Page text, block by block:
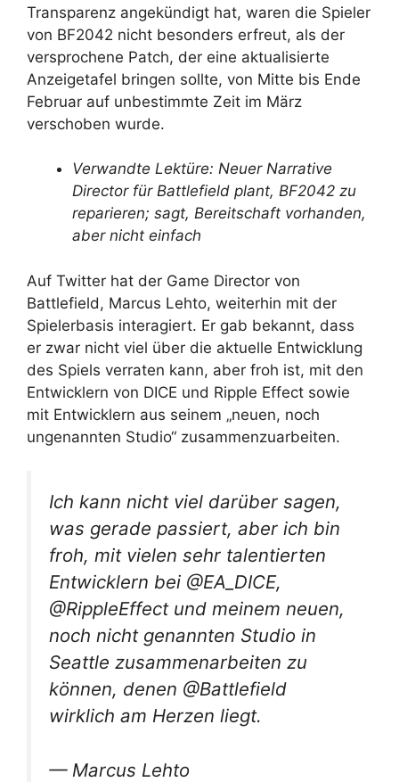
Transparenz angekündigt hat, waren die Spieler
von BF2042 nicht besonders erfreut, als der
versprochene Patch, der eine aktualisierte
Anzeigetafel bringen sollte, von Mitte bis Ende
Februar auf unbestimmte Zeit im März
verschoben wurde.
Verwandte Lektüre: Neuer Narrative
Director für Battlefield plant, BF2042 zu
reparieren; sagt, Bereitschaft vorhanden,
aber nicht einfach
Auf Twitter hat der Game Director von
Battlefield, Marcus Lehto, weiterhin mit der
Spielerbasis interagiert. Er gab bekannt, dass
er zwar nicht viel über die aktuelle Entwicklung
des Spiels verraten kann, aber froh ist, mit den
Entwicklern von DICE und Ripple Effect sowie
mit Entwicklern aus seinem „neuen, noch
ungenannten Studio“ zusammenzuarbeiten.
Ich kann nicht viel darüber sagen,
was gerade passiert, aber ich bin
froh, mit vielen sehr talentierten
Entwicklern bei @EA_DICE,
@RippleEffect und meinem neuen,
noch nicht genannten Studio in
Seattle zusammenarbeiten zu
können, denen @Battlefield
wirklich am Herzen liegt.
— Marcus Lehto